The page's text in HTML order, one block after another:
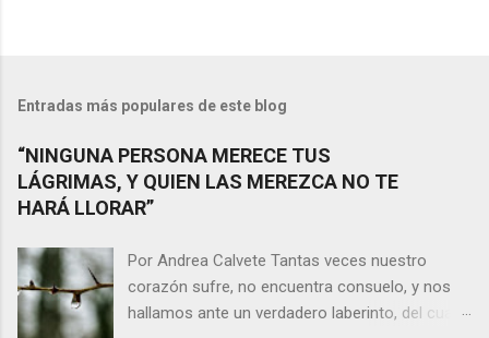
Entradas más populares de este blog
“NINGUNA PERSONA MERECE TUS
LÁGRIMAS, Y QUIEN LAS MEREZCA NO TE
HARÁ LLORAR”
Por Andrea Calvete Tantas veces nuestro
corazón sufre, no encuentra consuelo, y nos
hallamos ante un verdadero laberinto, del cual